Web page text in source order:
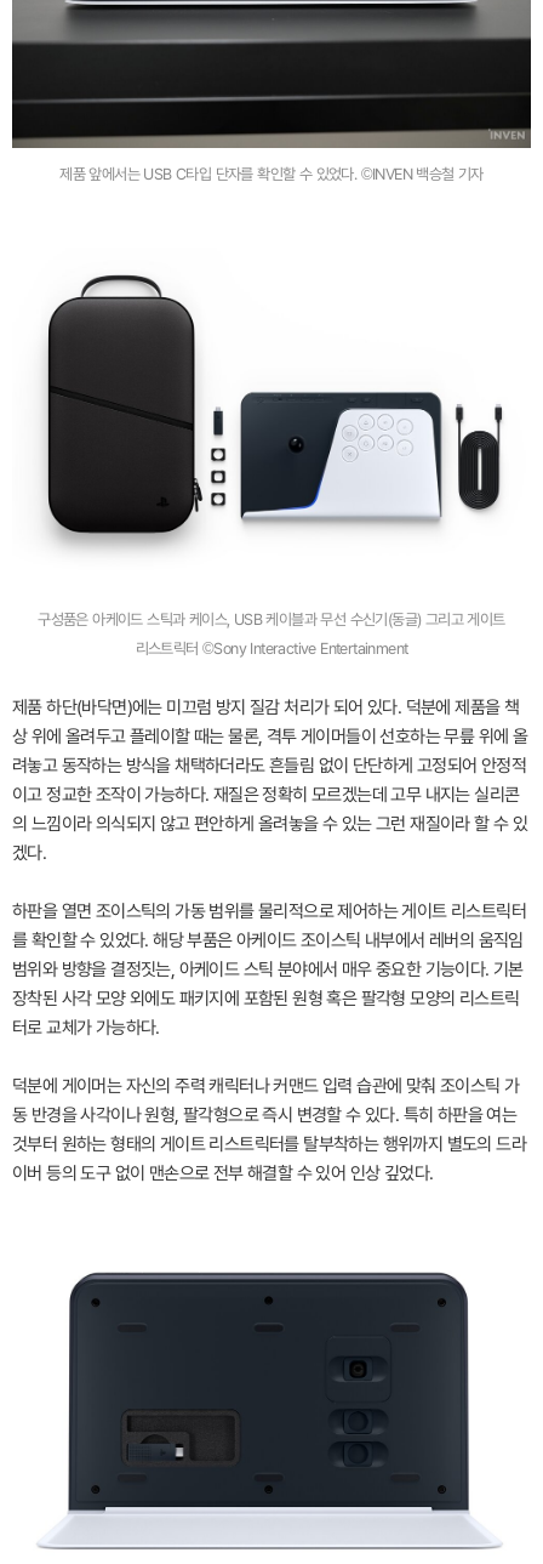
제품 앞에서는 USB C타입 단자를 확인할 수 있었다. ©INVEN 백승철 기자
구성품은 아케이드 스틱과 케이스, USB 케이블과 무선 수신기(동글) 그리고 게이트
리스트릭터 ©Sony Interactive Entertainment
제품 하단(바닥면)에는 미끄럼 방지 질감 처리가 되어 있다. 덕분에 제품을 책
상 위에 올려두고 플레이할 때는 물론, 격투 게이머들이 선호하는 무릎 위에 올
려놓고 동작하는 방식을 채택하더라도 흔들림 없이 단단하게 고정되어 안정적
이고 정교한 조작이 가능하다. 재질은 정확히 모르겠는데 고무 내지는 실리콘
의 느낌이라 의식되지 않고 편안하게 올려놓을 수 있는 그런 재질이라 할 수 있
겠다.
하판을 열면 조이스틱의 가동 범위를 물리적으로 제어하는 게이트 리스트릭터
를 확인할 수 있었다. 해당 부품은 아케이드 조이스틱 내부에서 레버의 움직임
범위와 방향을 결정짓는, 아케이드 스틱 분야에서 매우 중요한 기능이다. 기본
장착된 사각 모양 외에도 패키지에 포함된 원형 혹은 팔각형 모양의 리스트릭
터로 교체가 가능하다.
덕분에 게이머는 자신의 주력 캐릭터나 커맨드 입력 습관에 맞춰 조이스틱 가
동 반경을 사각이나 원형, 팔각형으로 즉시 변경할 수 있다. 특히 하판을 여는
것부터 원하는 형태의 게이트 리스트릭터를 탈부착하는 행위까지 별도의 드라
이버 등의 도구 없이 맨손으로 전부 해결할 수 있어 인상 깊었다.